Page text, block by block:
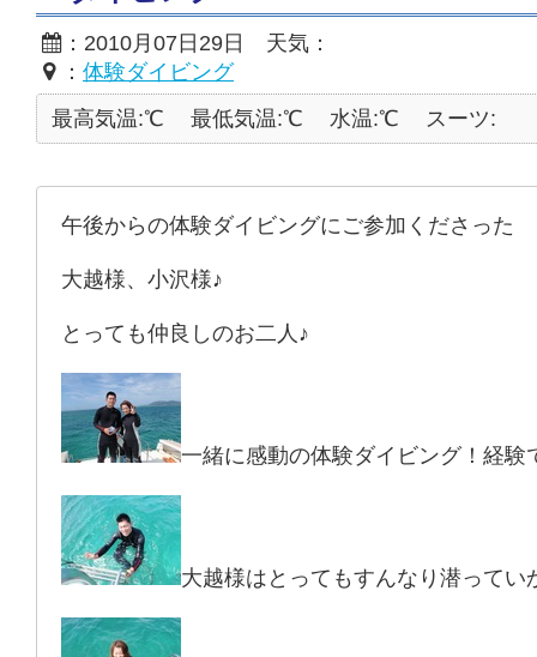
：2010月07日29日 天気：
： 体験ダイビング
最高気温:℃
最低気温:℃ 水温:℃ スーツ:
午後からの体験ダイビングにご参加くださった
大越様、小沢様♪
とっても仲良しのお二人♪
一緒に感動の体験ダイビング！経験
大越様はとってもすんなり潜ってい